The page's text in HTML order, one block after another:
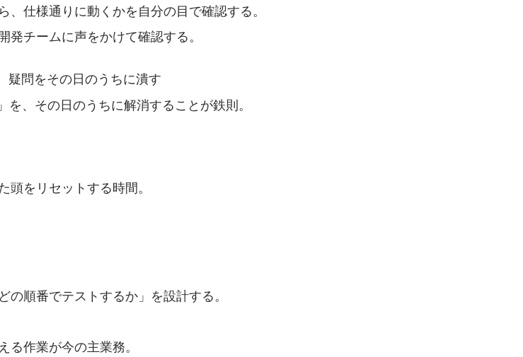
仕様通りに動くかを自分の目で確認する。
チームに声をかけて確認する。
疑問をその日のうちに潰す
、その日のうちに解消することが鉄則。
をリセットする時間。
順番でテストするか」を設計する。
作業が今の主業務。